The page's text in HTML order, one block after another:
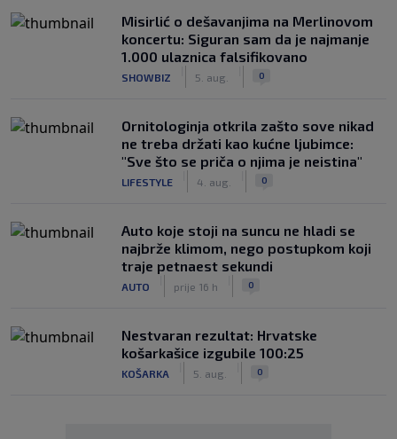
Misirlić o dešavanjima na Merlinovom
koncertu: Siguran sam da je najmanje
1.000 ulaznica falsifikovano
SHOWBIZ 5. aug. 0
Ornitologinja otkrila zašto sove nikad
ne treba držati kao kućne ljubimce:
"Sve što se priča o njima je neistina"
LIFESTYLE 4. aug. 0
Auto koje stoji na suncu ne hladi se
najbrže klimom, nego postupkom koji
traje petnaest sekundi
AUTO prije 16 h 0
Nestvaran rezultat: Hrvatske
košarkašice izgubile 100:25
KOŠARKA 5. aug. 0